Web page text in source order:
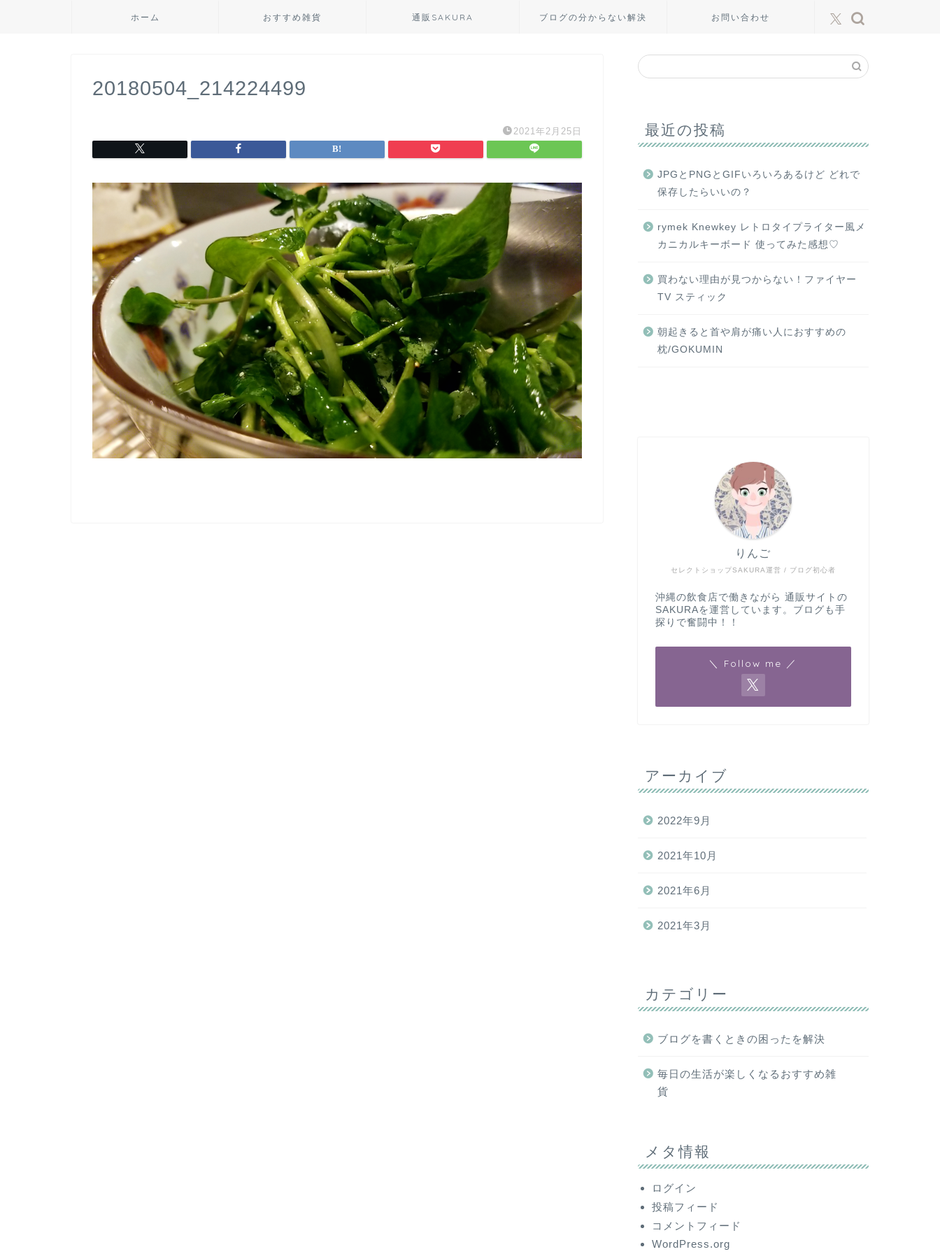
ホーム おすすめ雑貨 通販SAKURA ブログの分からない解決 お問い合わせ
20180504_214224499
2021年2月25日 最近の投稿
JPGとPNGとGIFいろいろあるけど どれで
保存したらいいの？
rymek Knewkey レトロタイプライター風メ
カニカルキーボード 使ってみた感想♡
買わない理由が見つからない！ファイヤー
TV スティック
朝起きると首や肩が痛い人におすすめの
枕/GOKUMIN
セレクトショップSAKURA運営 / ブログ初心者
りんご
沖縄の飲食店で働きながら 通販サイトの
SAKURAを運営しています。ブログも手
探りで奮闘中！！
＼ Follow me ／
アーカイブ
2022年9月
2021年10月
2021年6月
2021年3月
カテゴリー
ブログを書くときの困ったを解決
毎日の生活が楽しくなるおすすめ雑
貨
メタ情報
ログイン
投稿フィード
コメントフィード
WordPress.org